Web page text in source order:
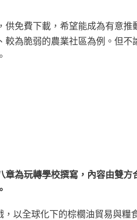
免費下載，希望能成為有意推
為脆弱的農業社區為例。但
為玩轉學校撰寫，內容由雙方
以全球化下的棕櫚油貿易與糧